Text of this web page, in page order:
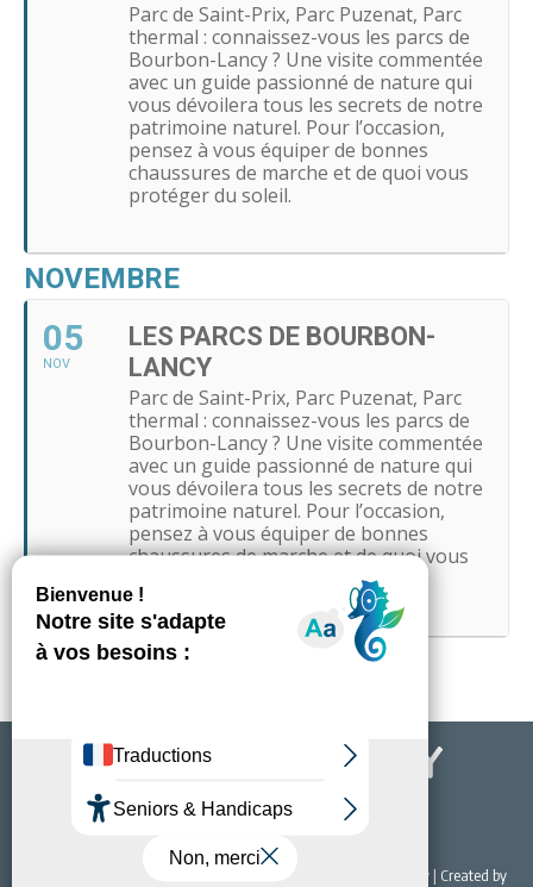
Parc de Saint-Prix, Parc Puzenat, Parc
thermal : connaissez-vous les parcs de
Bourbon-Lancy ? Une visite commentée
avec un guide passionné de nature qui
vous dévoilera tous les secrets de notre
patrimoine naturel. Pour l’occasion,
pensez à vous équiper de bonnes
chaussures de marche et de quoi vous
protéger du soleil.
NOVEMBRE
05
NOV
LES PARCS DE BOURBON-
LANCY
Parc de Saint-Prix, Parc Puzenat, Parc
thermal : connaissez-vous les parcs de
Bourbon-Lancy ? Une visite commentée
avec un guide passionné de nature qui
vous dévoilera tous les secrets de notre
patrimoine naturel. Pour l’occasion,
pensez à vous équiper de bonnes
chaussures de marche et de quoi vous
© 2022 Office de Tourisme & du Thermalisme de Bourbon-Lancy | Created by